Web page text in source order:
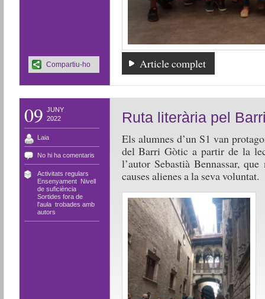
Article complet
Compartiu-ho
09 JUNY
2022
Laia
No hi ha comentaris
Activitats regulars
Ensenyament, Nivell
de suficiència,
Sortides fora de
l'aula, trobades amb
autors
Ruta literària pel
Els alumnes d’un S1 van
del Barri Gòtic a partir de la
l’autor Sebastià Bennassar,
causes alienes a la seva voluntat.